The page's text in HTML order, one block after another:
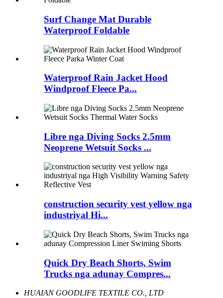
Surf Change Mat Durable
Waterproof Foldable
Waterproof Rain Jacket Hood
Windproof Fleece Pa...
Libre nga Diving Socks 2.5mm
Neoprene Wetsuit Socks ...
construction security vest yellow nga
industriyal Hi...
Quick Dry Beach Shorts, Swim
Trucks nga adunay Compres...
HUAIAN GOODLIFE TEXTILE CO., LTD